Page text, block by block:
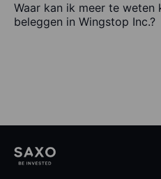
Waar kan ik meer te weten
beleggen in Wingstop Inc.?